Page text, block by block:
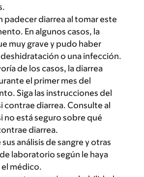
padecer diarrea al tomar este
En algunos casos, la
muy grave y pudo haber
o una infección.
de los casos, la diarrea
el primer mes del
Siga las instrucciones del
contrae diarrea. Consulte al
no está seguro sobre qué
diarrea.
análisis de sangre y otras
laboratorio según le haya
médico.